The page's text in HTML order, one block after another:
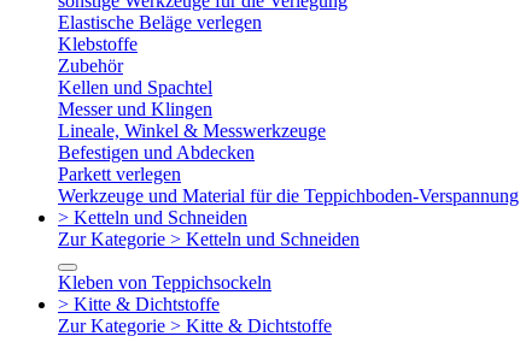
Elastische Beläge verlegen
Klebstoffe
Zubehör
Kellen und Spachtel
Messer und Klingen
Lineale, Winkel & Messwerkzeuge
Befestigen und Abdecken
Parkett verlegen
Werkzeuge und Material für die Teppichboden-Verspannung
> Ketteln und Schneiden
Zur Kategorie > Ketteln und Schneiden
Kleben von Teppichsockeln
> Kitte & Dichtstoffe
Zur Kategorie > Kitte & Dichtstoffe